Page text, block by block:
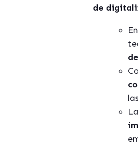
de